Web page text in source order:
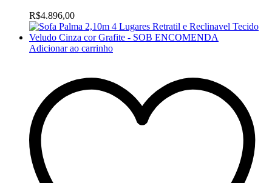
R$4.896,00
Adicionar ao carrinho